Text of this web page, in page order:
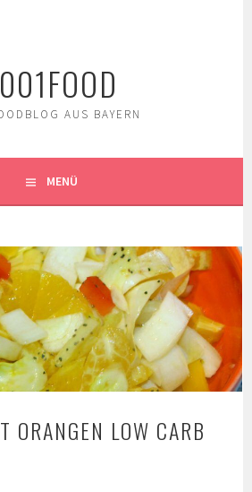
AUS BAYERN
MENÜ
ORANGEN LOW CARB